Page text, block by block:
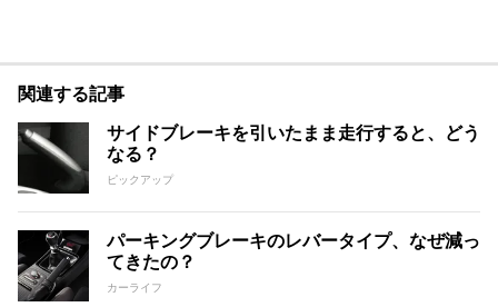
関連する記事
サイドブレーキを引いたまま走行すると、どう
なる？
ピックアップ
パーキングブレーキのレバータイプ、なぜ減っ
てきたの？
カーライフ